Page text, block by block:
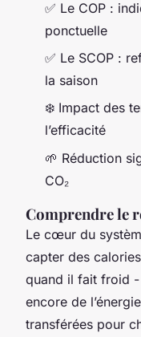
✅ Le COP :
ponctuelle
✅ Le SCOP :
la saison
❄️ Impact des
l’efficacité
🌱 Réduction
CO₂
Comprendre le
Le cœur du
capter des
quand il fait froid -
encore de
transférées pour